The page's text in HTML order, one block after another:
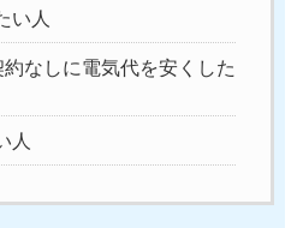
い人
なしに電気代を安くした
人